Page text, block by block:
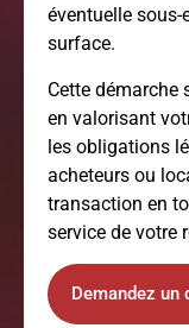
éventuelle
surface.
Cette démarche
en valorisant
les obligations
acheteurs ou
transaction en
service de votre
Demandez un